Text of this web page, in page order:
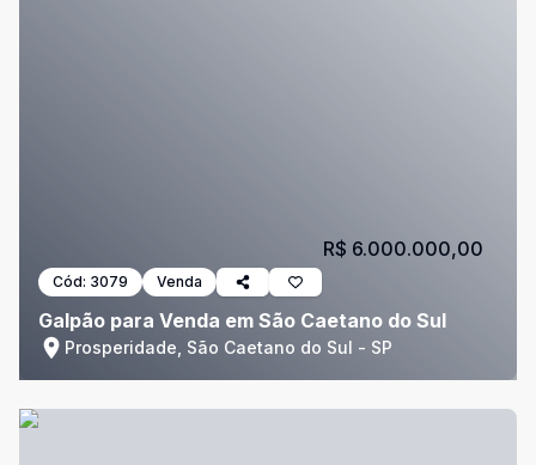
Cód: 3079 Venda
Galpão para Venda em São Caetano do Sul
Prosperidade, São Caetano do Sul - SP
R$ 6.000.000,00